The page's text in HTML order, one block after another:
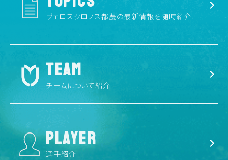
ヴェロスクロノス都農の最新情報を随時紹介
TEAM
チームについて紹介
PLAYER
選手紹介